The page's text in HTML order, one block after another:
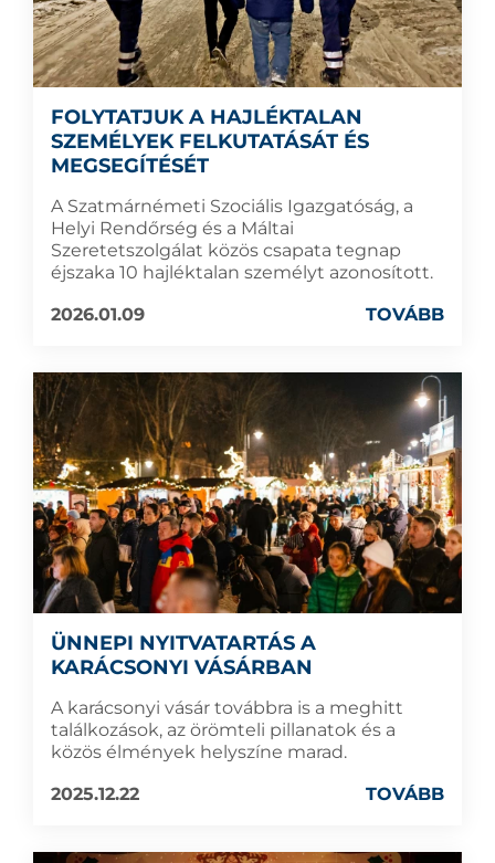
FOLYTATJUK A HAJLÉKTALAN
SZEMÉLYEK FELKUTATÁSÁT ÉS
MEGSEGÍTÉSÉT
A Szatmárnémeti Szociális Igazgatóság, a
Helyi Rendőrség és a Máltai
Szeretetszolgálat közös csapata tegnap
éjszaka 10 hajléktalan személyt azonosított.
2026.01.09
TOVÁBB
ÜNNEPI NYITVATARTÁS A
KARÁCSONYI VÁSÁRBAN
A karácsonyi vásár továbbra is a meghitt
találkozások, az örömteli pillanatok és a
közös élmények helyszíne marad.
2025.12.22
TOVÁBB